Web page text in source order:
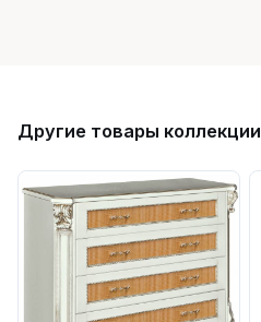
Другие товары коллекции